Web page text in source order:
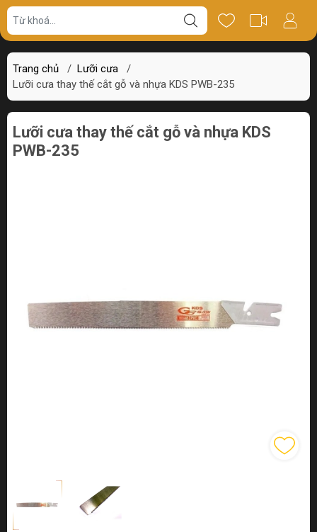
Trang chủ / Lưỡi cưa
/
Lưỡi cưa thay thế cắt gỗ và nhựa KDS PWB-235
Giá bán Thông số Review
Lưỡi cưa thay thế cắt gỗ và nhựa KDS
PWB-235